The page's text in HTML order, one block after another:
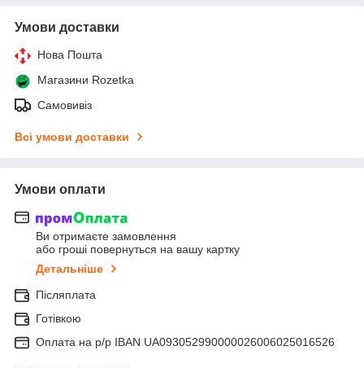
Умови доставки
Нова Пошта
Магазини Rozetka
Самовивіз
Всі умови доставки
Умови оплати
Ви отримаєте замовлення
або гроші повернуться на вашу картку
Детальніше
Післяплата
Готівкою
Оплата на р/р IBAN UA093052990000026006025016526